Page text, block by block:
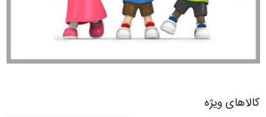
کالاهای ویژه